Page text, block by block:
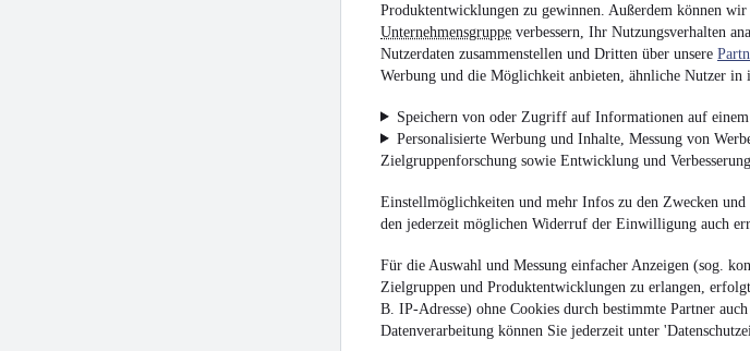
Produktentwicklungen zu gewinnen. Außerdem können
Unternehmensgruppe verbessern, Ihr Nutzungsverhalten
Nutzerdaten zusammenstellen und Dritten über unsere
Werbung und die Möglichkeit anbieten, ähnliche Nutzer in
Speichern von oder Zugriff auf Informationen auf
Personalisierte Werbung und Inhalte, Messung von
Zielgruppenforschung sowie Entwicklung und
Einstellmöglichkeiten und mehr Infos zu den Zwecken
den jederzeit möglichen Widerruf der Einwilligung auch
Für die Auswahl und Messung einfacher Anzeigen (sog.
Zielgruppen und Produktentwicklungen zu erlangen,
B. IP-Adresse) ohne Cookies durch bestimmte Partner
Datenverarbeitung können Sie jederzeit unter